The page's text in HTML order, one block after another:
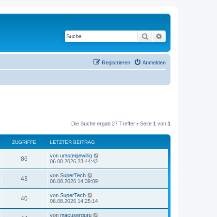
Suche
Anmelden
Registrieren
Die Suche ergab 27 Treffer • Seite 1 von 1
ZUGRIFFE LETZTER BEITRAG
86
u
r
i
L
e
t
e
r
B
e
i
t
von umsteigewillig
06.08.2026 23:44:42
43
u
L
e
t
e
r
B
von SuperTech
06.08.2026 14:39:09
40Z
u
L
e
von SuperTech
06.08.2026 14:25:14
L
von macuserguru